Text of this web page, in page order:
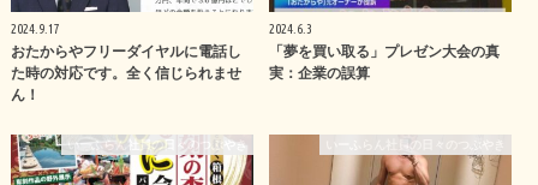
2024.9.17
おたからやフリーダイヤルに電話し
た時の対応です。全く信じられませ
ん！
2024.6.3
「夢を買い取る」プレゼン大会の真
実：企業の誤算
いーふらん社員の日々のつぶやき いーふらん社員の日々のつぶやき